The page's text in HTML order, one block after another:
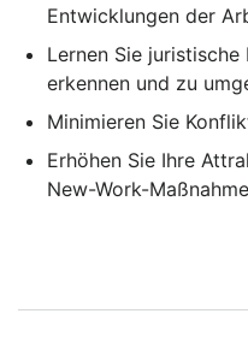
Entwicklungen der
Lernen Sie
erkennen und zu
Minimieren Sie
Erhöhen Sie Ihre
New-Work-